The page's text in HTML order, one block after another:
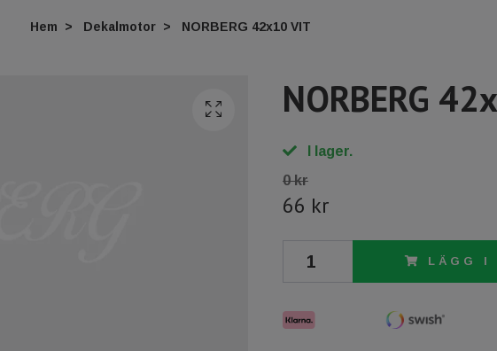
Hem Dekalmotor NORBERG 42x10 VIT
NORBERG
I lager.
0 kr
66 kr
LÄGG I